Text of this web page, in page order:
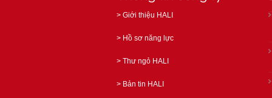
> Giới thiệu HALI
> Hồ sơ năng lực
> Thư ngỏ HALI
> Bản tin HALI